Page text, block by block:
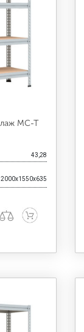
МС-Т
43,28
2000x1550x635